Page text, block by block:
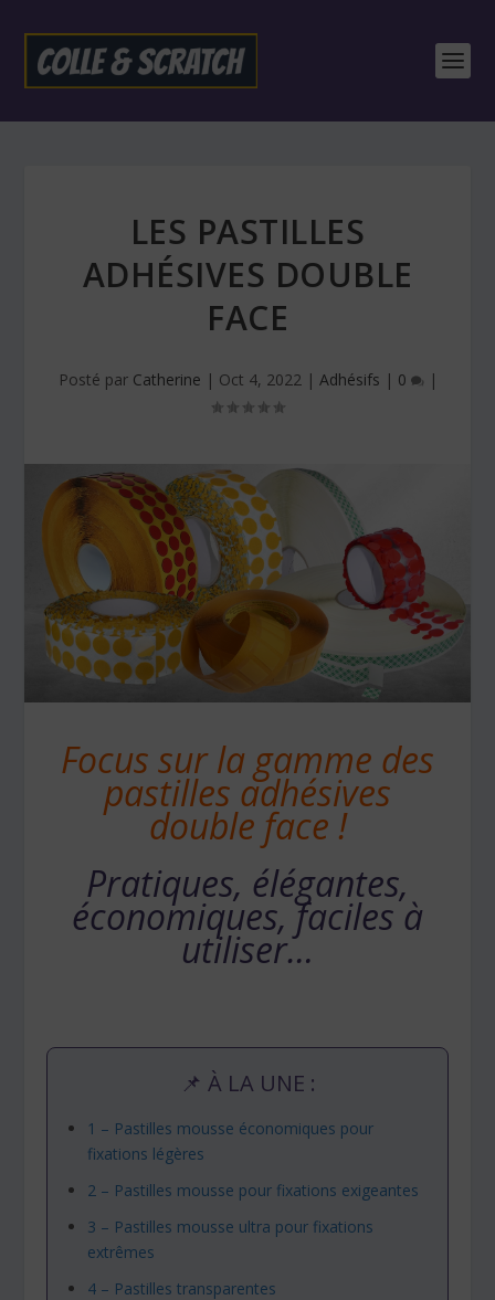
LES PASTILLES
ADHÉSIVES DOUBLE
FACE
Posté par Catherine | Oct 4, 2022| Adhésifs | 0 |
Focus sur la gamme des
pastilles adhésives
double face !
Pratiques, élégantes,
économiques, faciles à
utiliser…
📌 À LA UNE :
1 – Pastilles mousse économiques pour
fixations légères
2 – Pastilles mousse pour fixations exigeantes
3 – Pastilles mousse ultra pour fixations
extrêmes
4 – Pastilles transparentes